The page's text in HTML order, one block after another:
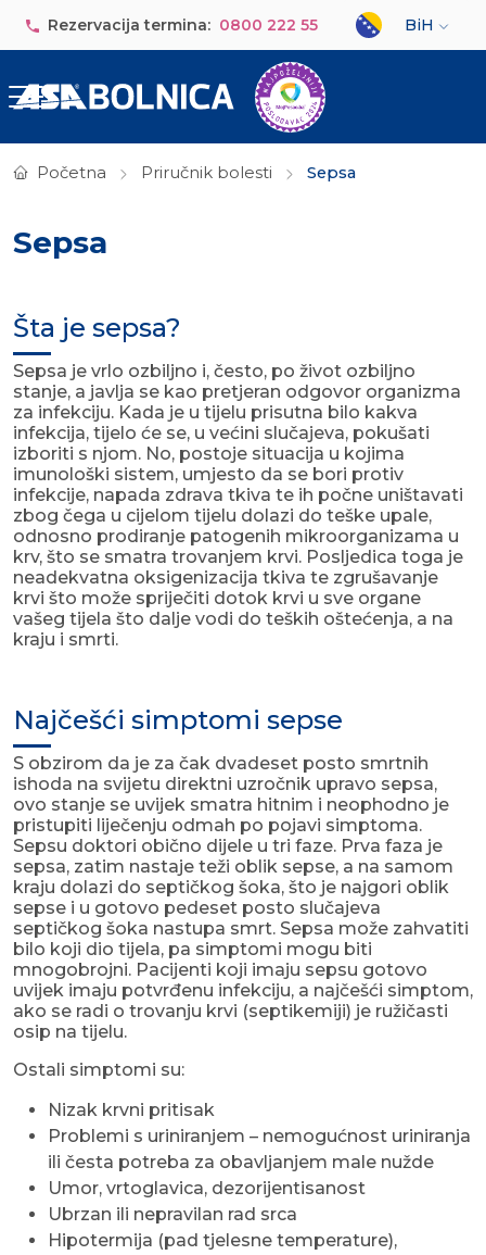
Rezervacija termina: 0800 222 55
Select your
BiH
Početna Priručnik bolesti Sepsa
Sepsa
Šta je sepsa?
Sepsa je vrlo ozbiljno i, često, po život ozbiljno
stanje, a javlja se kao pretjeran odgovor organizma
za infekciju. Kada je u tijelu prisutna bilo kakva
infekcija, tijelo će se, u većini slučajeva, pokušati
izboriti s njom. No, postoje situacija u kojima
imunološki sistem, umjesto da se bori protiv
infekcije, napada zdrava tkiva te ih počne uništavati
zbog čega u cijelom tijelu dolazi do teške upale,
odnosno prodiranje patogenih mikroorganizama u
krv, što se smatra trovanjem krvi. Posljedica toga je
neadekvatna oksigenizacija tkiva te zgrušavanje
krvi što može spriječiti dotok krvi u sve organe
vašeg tijela što dalje vodi do teških oštećenja, a na
kraju i smrti.
Najčešći simptomi sepse
S obzirom da je za čak dvadeset posto smrtnih
ishoda na svijetu direktni uzročnik upravo sepsa,
ovo stanje se uvijek smatra hitnim i neophodno je
pristupiti liječenju odmah po pojavi simptoma.
Sepsu doktori obično dijele u tri faze. Prva faza je
sepsa, zatim nastaje teži oblik sepse, a na samom
kraju dolazi do septičkog šoka, što je najgori oblik
sepse i u gotovo pedeset posto slučajeva
septičkog šoka nastupa smrt. Sepsa može zahvatiti
bilo koji dio tijela, pa simptomi mogu biti
mnogobrojni. Pacijenti koji imaju sepsu gotovo
uvijek imaju potvrđenu infekciju, a najčešći simptom,
ako se radi o trovanju krvi (septikemiji) je ružičasti
osip na tijelu.
Ostali simptomi su:
Nizak krvni pritisak
Problemi s uriniranjem – nemogućnost uriniranja
ili česta potreba za obavljanjem male nužde
Umor, vrtoglavica, dezorijentisanost
Ubrzan ili nepravilan rad srca
Hipotermija (pad tjelesne temperature),